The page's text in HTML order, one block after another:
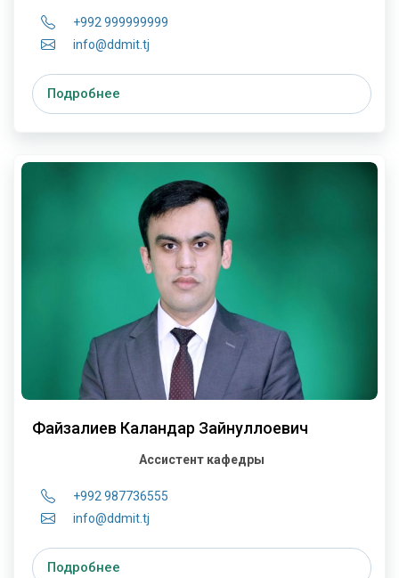
+992 999999999
info@ddmit.tj
Подробнее
Файзалиев Каландар Зайнуллоевич
Ассистент кафедры
+992 987736555
info@ddmit.tj
Подробнее